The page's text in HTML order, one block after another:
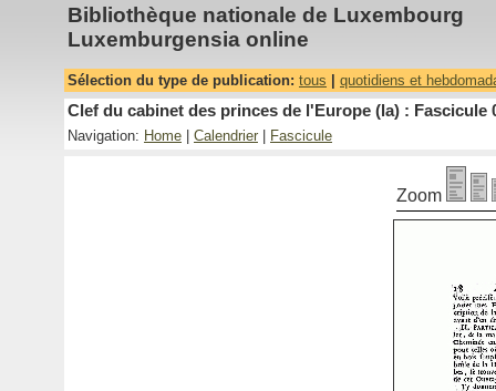
Bibliothèque nationale de Luxembourg
Luxemburgensia online
Sélection du type de publication: tous quotidiens et
Clef du cabinet des princes de l'Europe (la) : Fascicule
Navigation: Home Calendrier Fascicule
Zoom